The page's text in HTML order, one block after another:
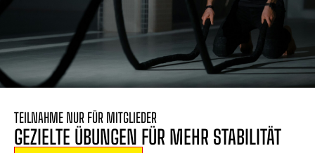
TEILNAHME NUR FÜR MITGLIEDER
GEZIELTE ÜBUNGEN FÜR MEHR STABILITÄT